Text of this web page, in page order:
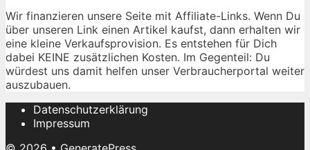
Wir finanzieren unsere Seite mit Affiliate-Links. Wenn Du
über unseren Link einen Artikel kaufst, dann erhalten wir
eine kleine Verkaufsprovision. Es entstehen für Dich
dabei KEINE zusätzlichen Kosten. Im Gegenteil: Du
würdest uns damit helfen unser Verbraucherportal weiter
auszubauen.
Datenschutzerklärung
Impressum